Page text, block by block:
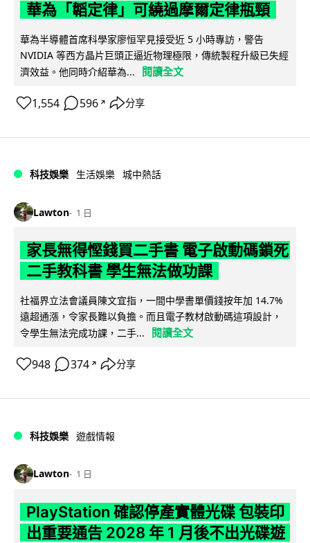
華為「韜定律」可繞過摩爾定律瓶頸
華為半導體首席科學家廖恒罕見接受近 5 小時專訪，警告
NVIDIA 等西方晶片巨頭正逼近物理極限，傳統製程升級已失經
濟效益。他同時介紹華為...
閱讀全文
1,554 596 ↗ 分享
科技娛樂 生活娛樂 城中熱話
Lawton 1 日
家長無得慳錢買二手書 電子啟動碼鎖死
二手教科書 學生無法做功課
社福界立法會議員陳文宜指，一間中學書單價錢按年加 14.7%
遠超通漲，令家長難以負擔。而且電子教材啟動碼這項設計，
令學生無法完成功課，二手...
閱讀全文
948 374 ↗ 分享
科技娛樂 遊戲情報
Lawton 1 日
PlayStation 確認停產實體光碟 包裝印
出重要通告 2028 年 1 月後不出光碟遊